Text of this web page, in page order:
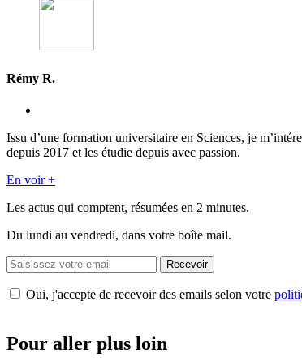
Rémy R.
Issu d’une formation universitaire en Sciences, je
depuis 2017 et les étudie depuis avec passion.
En voir +
Les actus qui comptent, résumées en 2 minutes.
Du lundi au vendredi, dans votre boîte mail.
Recevoir
Oui, j'accepte de recevoir des emails selon votre
Pour aller plus loin